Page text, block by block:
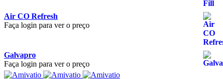
Air CO Refresh
Faça login para ver o preço
Galvapro
Faça login para ver o preço